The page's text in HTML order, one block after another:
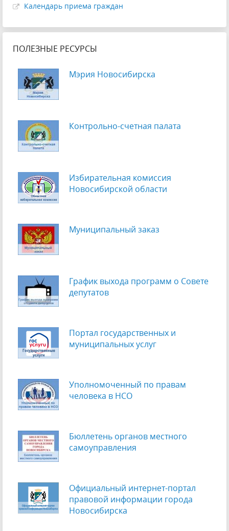
Календарь приема граждан
ПОЛЕЗНЫЕ РЕСУРСЫ
Мэрия Новосибирска
Контрольно-счетная палата
Избирательная комиссия
Новосибирской области
Муниципальный заказ
График выхода программ о Cовете
депутатов
Портал государственных и
муниципальных услуг
Уполномоченный по правам
человека в НСО
Бюллетень органов местного
самоуправления
Официальный интернет-портал
правовой информации города
Новосибирска